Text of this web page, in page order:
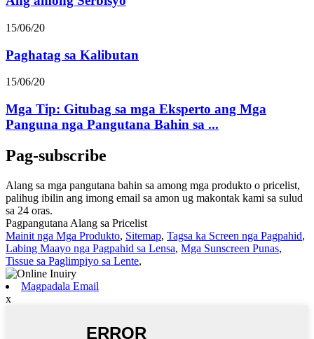
15/06/20
Paghatag sa Kalibutan
15/06/20
Mga Tip: Gitubag sa mga Eksperto ang Mga
Panguna nga Pangutana Bahin sa ...
Pag-subscribe
Alang sa mga pangutana bahin sa among mga produkto o pricelist,
palihug ibilin ang imong email sa amon ug makontak kami sa sulud
sa 24 oras.
Pagpangutana Alang sa Pricelist
Mainit nga Mga Produkto, Sitemap, Tagsa ka Screen nga Pagpahid,
Labing Maayo nga Pagpahid sa Lensa, Mga Sunscreen Punas,
Tissue sa Paglimpiyo sa Lente,
Magpadala Email
x